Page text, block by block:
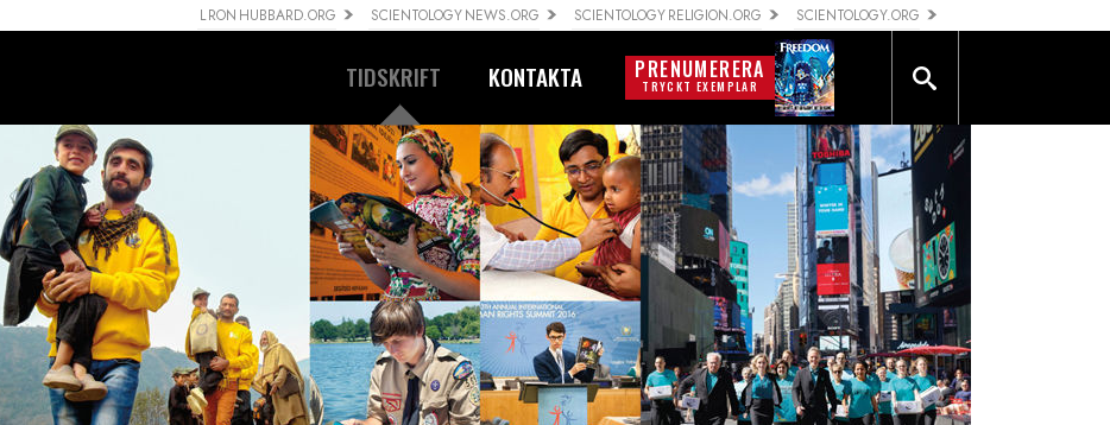
L RON HUBBARD.ORG SCIENTOLOGY NEWS.ORG SCIENTOLOGY RELIGION.ORG SCIENTOLOGY.ORG
TIDSKRIFT KONTAKTA PRENUMERERA
TRYCKT EXEMPLAR